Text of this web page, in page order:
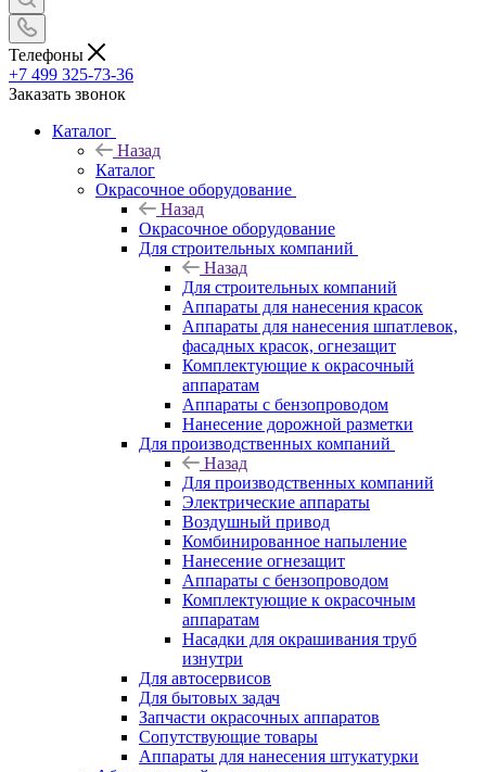
Телефоны
+7 499 325-73-36
Заказать звонок
Каталог
Назад
Каталог
Окрасочное оборудование
Назад
Окрасочное оборудование
Для строительных компаний
Назад
Для строительных компаний
Аппараты для нанесения красок
Аппараты для нанесения шпатлевок,
фасадных красок, огнезащит
Комплектующие к окрасочный
аппаратам
Аппараты с бензопроводом
Нанесение дорожной разметки
Для производственных компаний
Назад
Для производственных компаний
Электрические аппараты
Воздушный привод
Комбинированное напыление
Нанесение огнезащит
Аппараты с бензопроводом
Комплектующие к окрасочным
аппаратам
Насадки для окрашивания труб
изнутри
Для автосервисов
Для бытовых задач
Запчасти окрасочных аппаратов
Сопутствующие товары
Аппараты для нанесения штукатурки